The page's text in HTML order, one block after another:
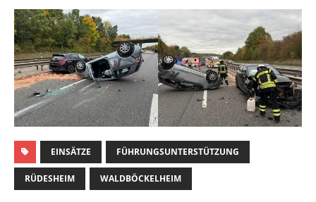
EINSÄTZE FÜHRUNGSUNTERSTÜTZUNG
RÜDESHEIM WALDBÖCKELHEIM